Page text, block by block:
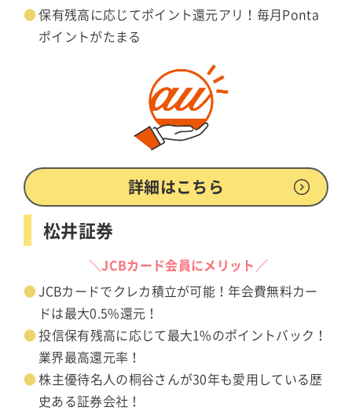
保有残高に応じてポイント還元アリ！毎月Ponta
ポイントがたまる
詳細はこちら
松井証券
＼JCBカード会員にメリット／
JCBカードでクレカ積立が可能！年会費無料カー
ドは最大0.5%還元！
投信保有残高に応じて最大1%のポイントバック！
業界最高還元率！
株主優待名人の桐谷さんが30年も愛用している歴
史ある証券会社！